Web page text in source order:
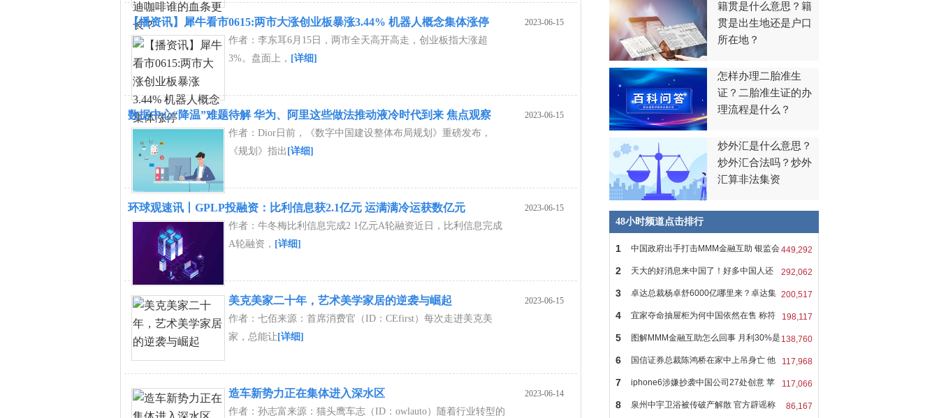
2023-06-15
【播资讯】犀牛看市0615:两市大涨创业板暴涨3.44% 机器人概念集体涨停
作者：李东耳6月15日，两市全天高开高走，创业板指大涨超
3%。盘面上， [详细]
2023-06-15
数据中心“降温”难题待解 华为、阿里这些做法推动液冷时代到来 焦点观察
作者：Dior日前，《数字中国建设整体布局规划》重磅发布，
《规划》指出 [详细]
2023-06-15
环球观速讯丨GPLP投融资：比利信息获2.1亿元 运满满冷运获数亿元
作者：牛冬梅比利信息完成2 1亿元A轮融资近日，比利信息完成
A轮融资， [详细]
2023-06-15
美克美家二十年，艺术美学家居的逆袭与崛起
作者：七佰来源：首席消费官（ID：CEfirst）每次走进美克美
家，总能让 [详细]
2023-06-14
造车新势力正在集体进入深水区
作者：孙志富来源：猫头鹰车志（ID：owlauto）随着行业转型的
籍贯是什么意思？籍
贯是出生地还是户口
所在地？
怎样办理二胎准生
证？二胎准生证的办
理流程是什么？
炒外汇是什么意思？
炒外汇合法吗？炒外
汇算非法集资
48小时频道点击排行
449,292
1 中国政府出手打击MMM金融互助 银监会
警 292,062
2 天大的好消息来中国了！好多中国人还
没 200,517
3 卓达总裁杨卓舒6000亿哪里来？卓达集
团 198,117
4 宜家夺命抽屉柜为何中国依然在售 称符
138,760
5 图解MMM金融互助怎么回事 月利30%是
骗 117,968
6 国信证券总裁陈鸿桥在家中上吊身亡 他
117,066
7 iphone6涉嫌抄袭中国公司27处创意 苹
果 86,167
8 泉州中宇卫浴被传破产解散 官方辟谣称